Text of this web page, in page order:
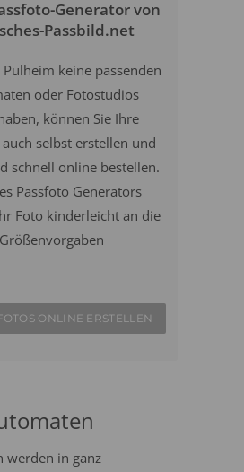
Generator von
Passbild.net
Pulheim keine passenden
oder Fotostudios
können Sie Ihre
selbst erstellen und
schnell online bestellen.
Passfoto Generators
Foto kinderleicht an die
ONLINE ERSTELLEN
werden in ganz